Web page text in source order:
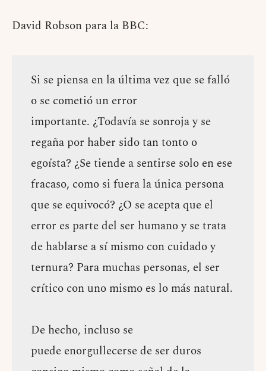
David Robson para la BBC:
Si se piensa en la última vez que se falló
o se cometió un error
importante. ¿Todavía se sonroja y se
regaña por haber sido tan tonto o
egoísta? ¿Se tiende a sentirse solo en ese
fracaso, como si fuera la única persona
que se equivocó? ¿O se acepta que el
error es parte del ser humano y se trata
de hablarse a sí mismo con cuidado y
ternura? Para muchas personas, el ser
crítico con uno mismo es lo más natural.
De hecho, incluso se
puede enorgullecerse de ser duros